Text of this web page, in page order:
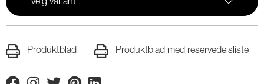
Velg variant
Produktblad Produktblad med reservedelsliste